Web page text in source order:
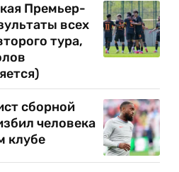
Премьер-
всех
тура,
сборной
человека
клубе